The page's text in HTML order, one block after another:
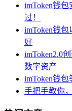
imToken钱
过！
imToken钱
好
imToken2.0
数字资产
imToken钱
手把手教你